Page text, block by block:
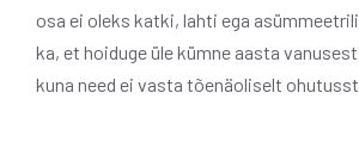
osa ei oleks katki, lahti ega
ka, et hoiduge üle kümne aasta
kuna need ei vasta tõenäoliselt